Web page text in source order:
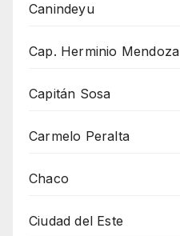
Canindeyu
Cap. Herminio Mendoza
Capitán Sosa
Carmelo Peralta
Chaco
Ciudad del Este